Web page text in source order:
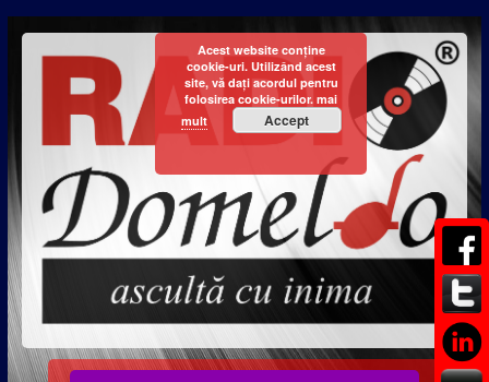
Acest website conține
cookie-uri. Utilizând acest
site, vă dați acordul pentru
folosirea cookie-urilor. mai
mult
Accept